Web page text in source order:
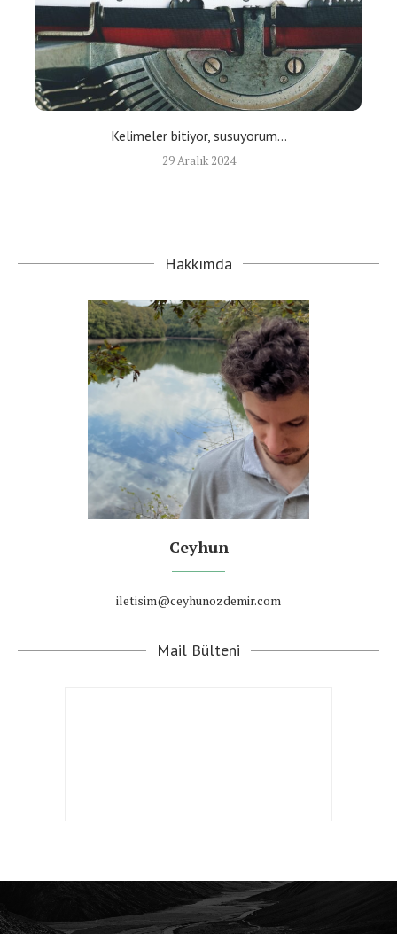
Kelimeler bitiyor, susuyorum…
29 Aralık 2024
Hakkımda
Ceyhun
iletisim@ceyhunozdemir.com
Mail Bülteni